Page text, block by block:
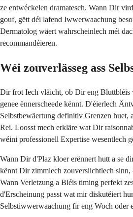
ze entwéckelen dramatesch. Wann Dir
gouf, gëtt déi lafend Iwwerwaachung
Dermatolog wäert wahrscheinlech méi
recommandéieren.
Wéi zouverlässeg ass
Dir frot Iech vläicht, ob Dir eng Bluttbléis
genee ënnerscheede kënnt. D'éierlech
Selbstbewäertung definitiv Grenzen huet,
Rei. Loosst mech erkläre wat Dir
wéini professionell Expertise wesentlech
Wann Dir d'Plaz kloer erënnert hutt a se
kënnt Dir zimmlech zouversiichtlech sinn,
Wann Verletzung a Bléis timing perfekt
d'Erscheinung passt wat mir diskutéiert
Selbstiwwerwaachung fir eng Woch oder